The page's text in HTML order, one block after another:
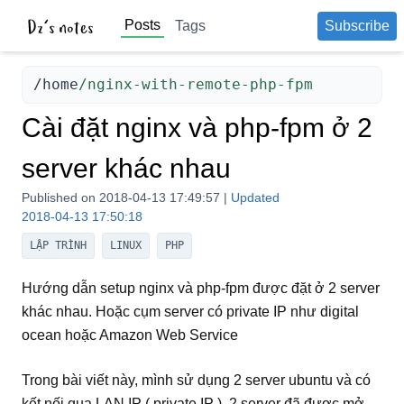
Posts Tags Subscribe
/home/nginx-with-remote-php-fpm
Cài đặt nginx và php-fpm ở 2
server khác nhau
Published on 2018-04-13 17:49:57 | Updated
2018-04-13 17:50:18
LẬP TRÌNH LINUX PHP
Hướng dẫn setup nginx và php-fpm được đặt ở 2 server
khác nhau. Hoặc cụm server có private IP như digital
ocean hoặc Amazon Web Service
Trong bài viết này, mình sử dụng 2 server ubuntu và có